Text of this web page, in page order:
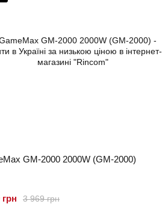
GM-2000 2000W (GM-2000)
3 969 грн
грн